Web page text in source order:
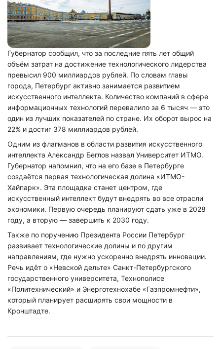
Губернатор сообщил, что за последние пять лет общий
объём затрат на достижение технологического лидерства
превысил 900 миллиардов рублей. По словам главы
города, Петербург активно занимается развитием
искусственного интеллекта. Количество компаний в сфере
информационных технологий перевалило за 6 тысяч — это
один из лучших показателей по стране. Их оборот вырос на
22% и достиг 378 миллиардов рублей.
Одним из флагманов в области развития искусственного
интеллекта Александр Беглов назвал Университет ИТМО.
Губернатор напомнил, что на его базе в Петербурге
создаётся первая технологическая долина «ИТМО-
Хайпарк». Эта площадка станет центром, где
искусственный интеллект будут внедрять во все отрасли
экономики. Первую очередь планируют сдать уже в 2028
году, а вторую — завершить к 2030 году.
Также по поручению Президента России Петербург
развивает технологические долины и по другим
направлениям, где нужно ускоренно внедрять инновации.
Речь идёт о «Невской дельте» Санкт-Петербургского
государственного университета, Технополисе
«Политехнический» и Энерготехнохабе «Газпромнефти»,
который планирует расширять свои мощности в
Кронштадте.